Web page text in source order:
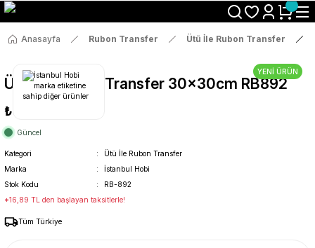
Size Özel "HG10" Koduyla Sepette Hemen %10 İndirimi Kaçırma
Anasayfa Rubon Transfer Ütü İle Rubon Transfer
YENİ ÜRÜN
Ütü İle Rub On Transfer 30x30cm RB892
₺89
Güncel
Kategori
Ütü İle Rubon Transfer
Marka
İstanbul Hobi
Stok Kodu
RB-892
*16,89 TL den başlayan taksitlerle!
Tüm Türkiye